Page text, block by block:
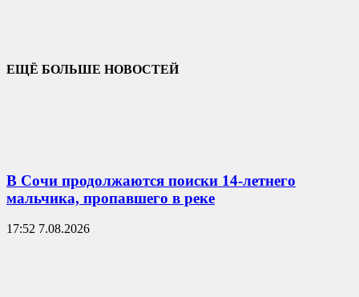
ЕЩЁ БОЛЬШЕ НОВОСТЕЙ
В Сочи продолжаются поиски 14-летнего
мальчика, пропавшего в реке
17:52 7.08.2026